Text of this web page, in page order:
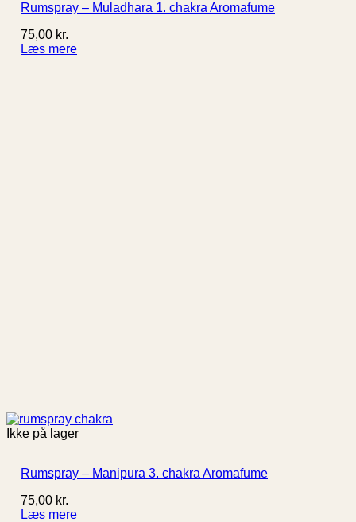
Rumspray – Muladhara 1. chakra Aromafume
75,00 kr.
Læs mere
Ikke på lager
Rumspray – Manipura 3. chakra Aromafume
75,00 kr.
Læs mere